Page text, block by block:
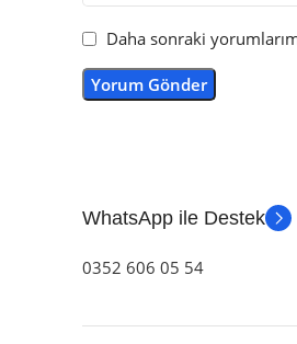
Daha sonraki
WhatsApp ile Destek
0352 606 05 54